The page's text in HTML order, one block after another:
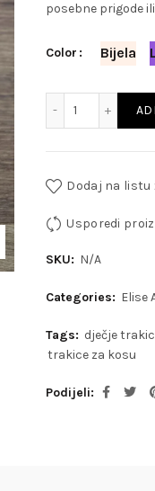
posebne prigode
Color Bijela
Dodaj na listu
Usporedi
SKU: N/A
Categories: Elise
Tags: dječje
trakice za kosu
Podijeli